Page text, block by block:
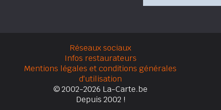
Réseaux sociaux
Infos restaurateurs
Mentions légales et conditions générales
d'utilisation
© 2002-2026 La-Carte.be
Depuis 2002 !